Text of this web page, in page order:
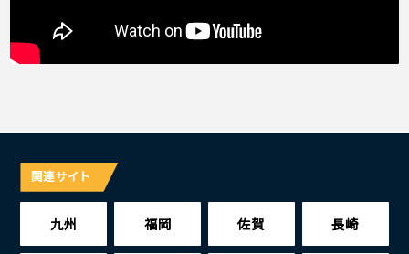
関連サイト
九州 福岡 佐賀 長崎